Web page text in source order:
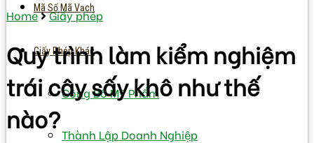
Mã Số Mã Vạch
Giấy Phép Khác
Công Bố Mỹ Phẩm
Thành Lập Doanh Nghiệp
Home Giấy phép
Quy trình làm kiểm nghiệm
trái cây sấy khô như thế
nào?